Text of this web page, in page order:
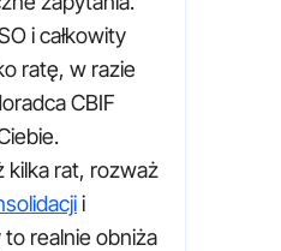
i całkowity
ratę, w razie
CBIF
kilka rat, rozważ
i
realnie obniża